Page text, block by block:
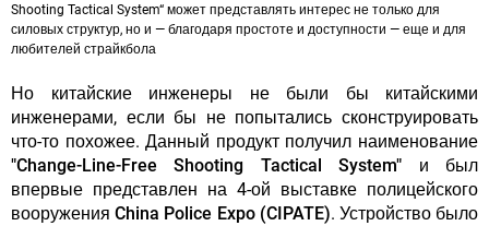
Shooting Tactical System“ может представлять интерес не только для
силовых структур, но и — благодаря простоте и доступности — еще и для
любителей страйкбола
Но китайские инженеры не были бы китайскими
инженерами, если бы не попытались сконструировать
что-то похожее. Данный продукт получил наименование
"Change-Line-Free Shooting Tactical System" и был
впервые представлен на 4-ой выставке полицейского
вооруженияChina Police Expo (CIPATE). Устройство было